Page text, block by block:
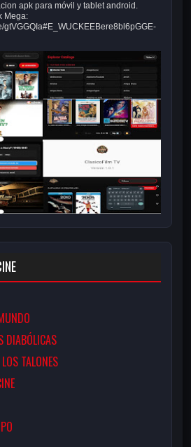
apk para móvil y tablet android.
Mega:
gtVGGQIa#E_WUCKEEBere8bl6pGGE-
DIABÓLICAS
TALONES